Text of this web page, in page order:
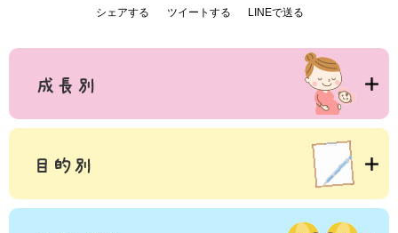
シェアする ツイートする LINEで送る